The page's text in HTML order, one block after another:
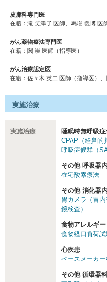
皮膚科専門医
在籍：滝 笑津子 医師、馬場 義博 医
がん薬物療法専門医
在籍：関 崇 医師（指導医）
がん治療認定医
在籍：佐々木 英⼆ 医師（指導医）、
実施治療
実施治療
睡眠時無呼吸症
CPAP（経鼻的
呼吸症候群（
その他 呼吸器
在宅酸素療法
その他 消化器
胃カメラ（胃内
鏡検査）
食物アレルギー
食物経口負荷試
心疾患
ペースメーカ
その他 循環器